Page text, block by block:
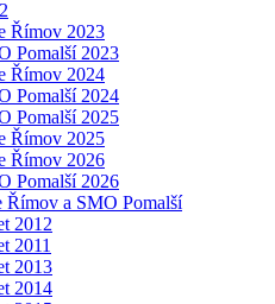
Římov 2023
Pomalší 2023
Římov 2024
Pomalší 2024
Pomalší 2025
Římov 2025
Římov 2026
Pomalší 2026
Římov a SMO Pomalší
2012
2011
2013
2014